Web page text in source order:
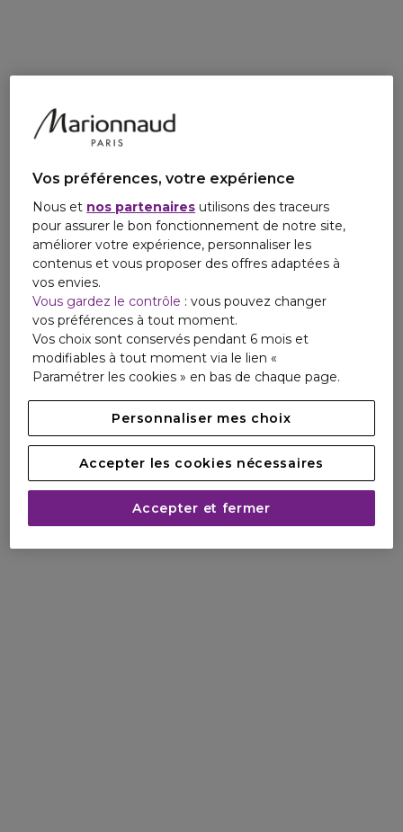
note mémorable conçue spécialement pour BOSS. La
de cuir sensuelles et ardentes, créant une étreinte
captivante qui enflamme les sens. BOSS The Scent
design élégant et moderne. Le spray déodorant BOSS The
Scent apporte une touche finale subtile avec son parfum
séduisant caractéristique de la collection qui tient toute la
journée. Ce coffret cadeau BOSS The Scent Eau de Toilette
pour les Fêtes contient : - L'Eau de Toilette pour homme
BOSS The Scent, 50 ml - Le spray déodorant pour homme
BOSS The Scent, 150 ml (5 oz)
Vos préférences, votre expérience
Nous et nos partenaires utilisons des traceurs
pour assurer le bon fonctionnement de notre site,
améliorer votre expérience, personnaliser les
contenus et vous proposer des offres adaptées à
vos envies.
Vous gardez le contrôle : vous pouvez changer
vos préférences à tout moment.
Vos choix sont conservés pendant 6 mois et
modifiables à tout moment via le lien «
Paramétrer les cookies » en bas de chaque page.
Personnaliser mes choix
Accepter les cookies nécessaires
Accepter et fermer